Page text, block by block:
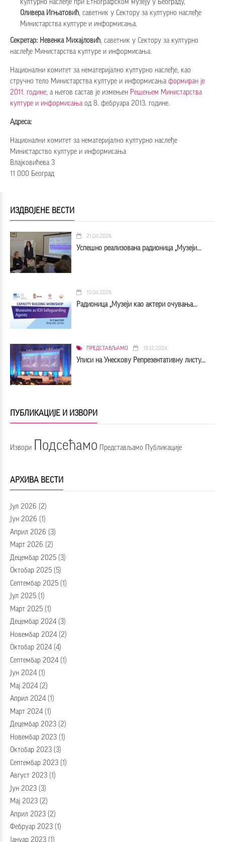
културно наслеђе при Етнографском музеју у Београду,
Оливера Игњатовић, саветник у Сектору за културно наслеђе
Министарства културе и информисања.
Секретар: Невенка Михајловић, саветник у Сектору за културно
наслеђе Министарства културе и информисања.
Национални комитет за нематеријално културно наслеђе, као
стручно тело Министарства културе и информисања формиран је
2011. године, а његов састав је измењен Решењем Министарства
културе и информисања од 8. фебруара 2013. године.
Адреса:
Национални комитет за нематеријално културно наслеђе
Министарство културе и информисања
Влајковићева 3
11 000 Београд
ИЗДВОЈЕНЕ ВЕСТИ
21.04.2026.
Успешно реализована радионица „Музеји...
15.04.2026.
Радионица „Музеји као актери очувања...
ПРЕДСТАВЉАМО 19.12.2024.
Уписи на Унескову Репрезентативну листу...
ПУБЛИКАЦИЈЕ И ИЗВОРИ
Извори Подсећамо Представљамо Публикације
АРХИВА ВЕСТИ
Јул 2026 (2)
Јун 2026 (1)
Април 2026 (3)
Март 2026 (2)
Децембар 2025 (3)
Октобар 2025 (5)
Септембар 2025 (1)
Јул 2025 (1)
Март 2025 (1)
Децембар 2024 (3)
Новембар 2024 (2)
Октобар 2024 (4)
Септембар 2024 (1)
Јун 2024 (1)
Мај 2024 (2)
Април 2024 (1)
Март 2024 (1)
Децембар 2023 (2)
Новембар 2023 (1)
Октобар 2023 (3)
Септембар 2023 (1)
Август 2023 (1)
Јун 2023 (3)
Мај 2023 (2)
Април 2023 (2)
Фебруар 2023 (1)
Јануар 2023 (1)